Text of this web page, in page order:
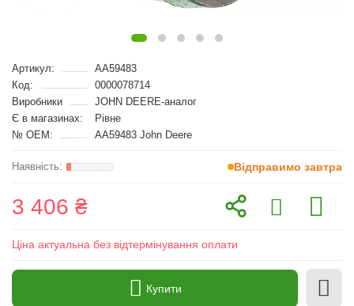
Артикул:
AA59483
Код:
0000078714
Виробники
JOHN DEERE-аналог
Є в магазинах:
Рівне
№ OEM:
AA59483 John Deere
Відправимо завтра
3 406 ₴
Ціна актуальна без відтермінування оплати
Купити